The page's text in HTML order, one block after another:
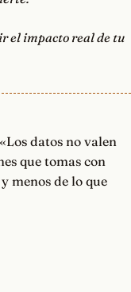
el impacto real de tu
«Los datos no valen
que tomas con
menos de lo que